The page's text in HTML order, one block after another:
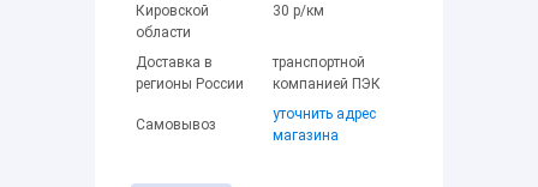
Кировской
области
30 р/км
Доставка в
регионы России
транспортной
компанией ПЭК
Самовывоз
уточнить адрес
магазина